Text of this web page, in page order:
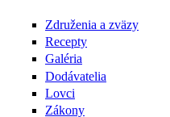
Združenia a zväzy
Recepty
Galéria
Dodávatelia
Lovci
Zákony